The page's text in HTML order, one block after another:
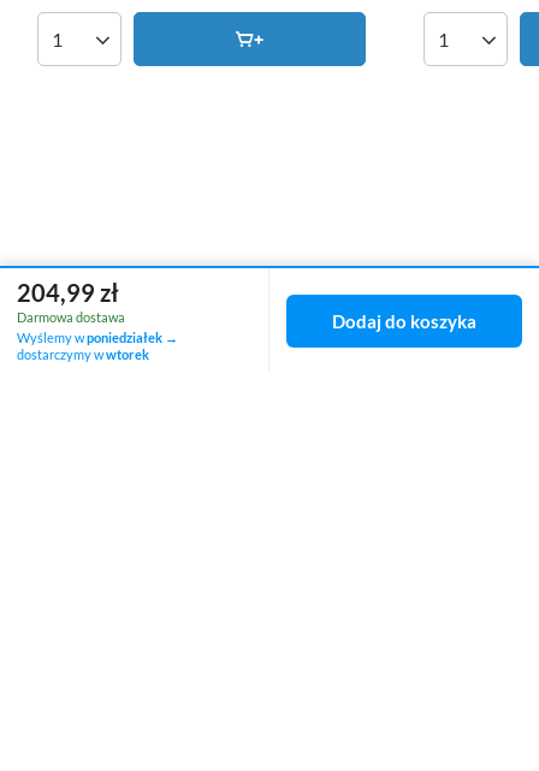
Ilość produktów Ilość
Zamówienia
Status zamówienia
204,99 zł
Darmowa dostawa
Wyślemy wponiedziałek →
dostarczymy wwtorek
Dodaj do koszyka